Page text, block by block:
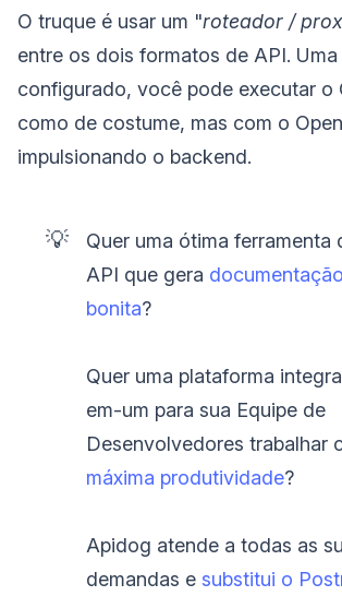
O truque é usar um "roteador /
entre os dois formatos de API. Uma
configurado, você pode executar o
como de costume, mas com o
impulsionando o backend.
💡
Quer uma ótima ferramenta
API que gera
bonita?
Quer uma plataforma
em-um para sua Equipe de
Desenvolvedores trabalhar
máxima produtividade?
Apidog atende a todas as
demandas esubstitui o